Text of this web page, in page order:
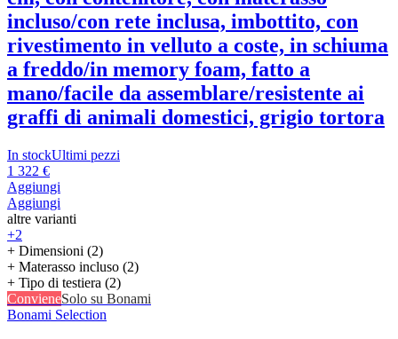
incluso/con rete inclusa, imbottito, con
rivestimento in velluto a coste, in schiuma
a freddo/in memory foam, fatto a
mano/facile da assemblare/resistente ai
graffi di animali domestici, grigio tortora
In stockUltimi pezzi
1 322 €
Aggiungi
Aggiungi
altre varianti
+2
+ Dimensioni (2)
+ Materasso incluso (2)
+ Tipo di testiera (2)
ConvieneSolo su Bonami
Bonami Selection